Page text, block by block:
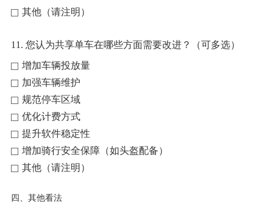
其他（请注明）
11. 您认为共享单车在哪些方面需要改进？（可多选）
增加车辆投放量
加强车辆维护
规范停车区域
优化计费方式
提升软件稳定性
增加骑行安全保障（如头盔配备）
其他（请注明）
四、其他看法